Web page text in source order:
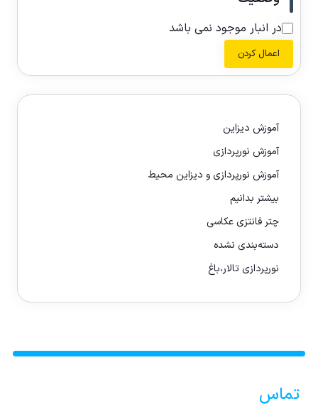
در انبار موجود نمی باشد
اعمال کردن
آموزش دیزاین
آموزش نورپردازی
آموزش نورپردازی و دیزاین محیط
بیشتر بدانیم
چتر فانتزی عکاسی
دسته‌بندی نشده
نورپردازی تالار،باغ
تماس